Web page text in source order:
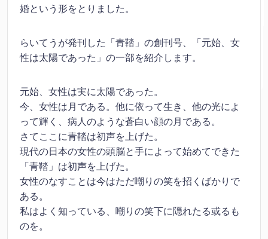
婚という形をとりました。
らいてうが発刊した「青鞜」の創刊号、「元始、女
性は太陽であった」の一部を紹介します。
元始、女性は実に太陽であった。
今、女性は月である。他に依って生き、他の光によ
って輝く、病人のような蒼白い顔の月である。
さてここに青鞜は初声を上げた。
現代の日本の女性の頭脳と手によって始めてできた
「青鞜」は初声を上げた。
女性のなすことは今はただ嘲りの笑を招くばかりで
ある。
私はよく知っている、嘲りの笑下に隠れたる或るも
のを。